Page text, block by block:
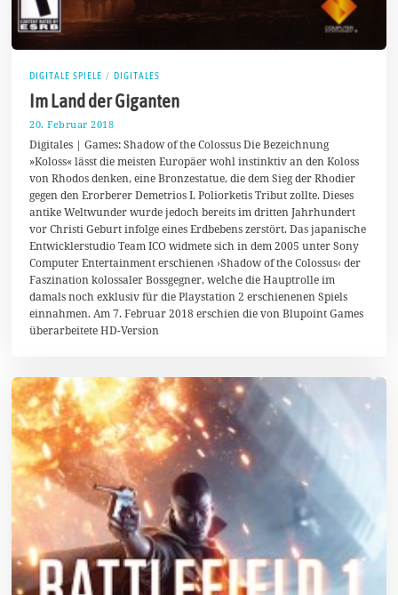
DIGITALE SPIELE / DIGITALES
Im Land der Giganten
20. Februar 2018
.
M
a
i
0
1
8
Digitales | Games: Shadow of the Colossus Die Bezeichnung
»Koloss« lässt die meisten Europäer wohl instinktiv an den Koloss
von Rhodos denken, eine Bronzestatue, die dem Sieg der Rhodier
gegen den Erorberer Demetrios I. Poliorketis Tribut zollte. Dieses
antike Weltwunder wurde jedoch bereits im dritten Jahrhundert
vor Christi Geburt infolge eines Erdbebens zerstört. Das japanische
Entwicklerstudio Team ICO widmete sich in dem 2005 unter Sony
Computer Entertainment erschienen ›Shadow of the Colossus‹ der
Faszination kolossaler Bossgegner, welche die Hauptrolle im
damals noch exklusiv für die Playstation 2 erschienenen Spiels
einnahmen. Am 7. Februar 2018 erschien die von Blupoint Games
überarbeitete HD-Version